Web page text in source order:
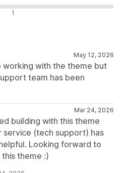
1
May 12, 2026
working with the theme but
team has been
Mar 24, 2026
building with this theme
service (tech support) has
Looking forward to
theme :)